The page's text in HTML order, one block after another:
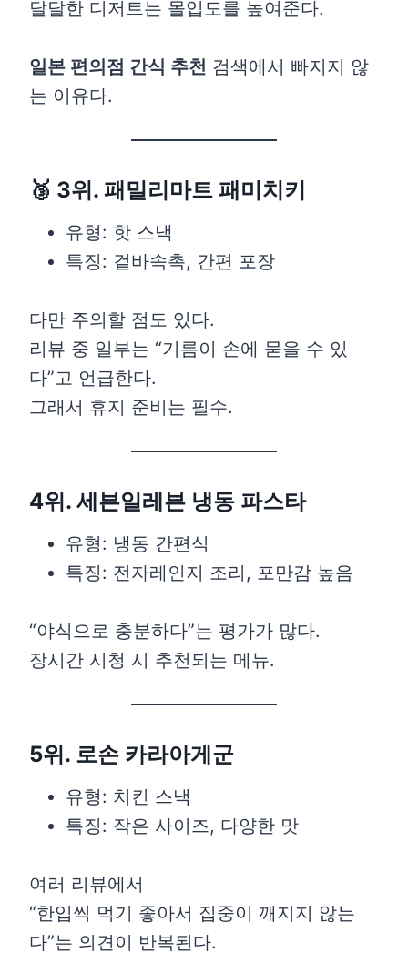
달달한 디저트는 몰입도를 높여준다.
일본 편의점 간식 추천 검색에서 빠지지 않
는 이유다.
🥉 3위. 패밀리마트 패미치키
유형: 핫 스낵
특징: 겉바속촉, 간편 포장
다만 주의할 점도 있다.
리뷰 중 일부는 “기름이 손에 묻을 수 있
다”고 언급한다.
그래서 휴지 준비는 필수.
4위. 세븐일레븐 냉동 파스타
유형: 냉동 간편식
특징: 전자레인지 조리, 포만감 높음
“야식으로 충분하다”는 평가가 많다.
장시간 시청 시 추천되는 메뉴.
5위. 로손 카라아게군
유형: 치킨 스낵
특징: 작은 사이즈, 다양한 맛
여러 리뷰에서
“한입씩 먹기 좋아서 집중이 깨지지 않는
다”는 의견이 반복된다.